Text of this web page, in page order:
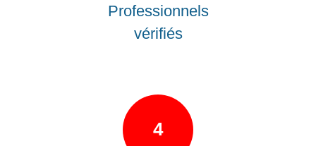
Professionnels
vérifiés
4